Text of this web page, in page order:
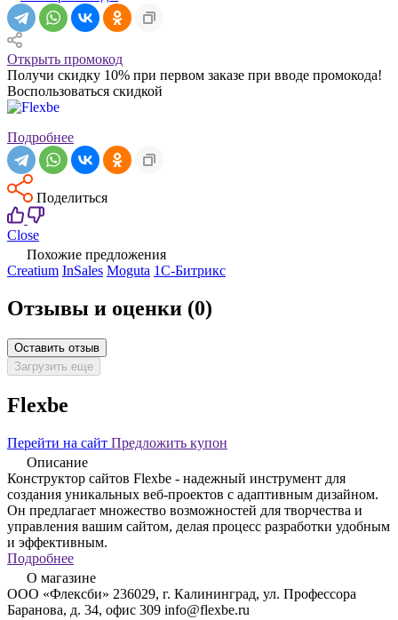
Открыть промокод
Получи скидку 10% при первом заказе при вводе промокода!
Воспользоваться скидкой
Подробнее
Поделиться
Close
Похожие предложения
Creatium InSales Moguta 1С-Битрикс
Отзывы и оценки (0)
Оставить отзыв
Загрузить еще
Flexbe
Перейти на сайт Предложить купон
Описание
Конструктор сайтов Flexbe - надежный инструмент для
создания уникальных веб-проектов с адаптивным дизайном.
Он предлагает множество возможностей для творчества и
управления вашим сайтом, делая процесс разработки удобным
и эффективным.
Подробнее
О магазине
ООО «Флексби» 236029, г. Калининград, ул. Профессора
Баранова, д. 34, офис 309 info@flexbe.ru